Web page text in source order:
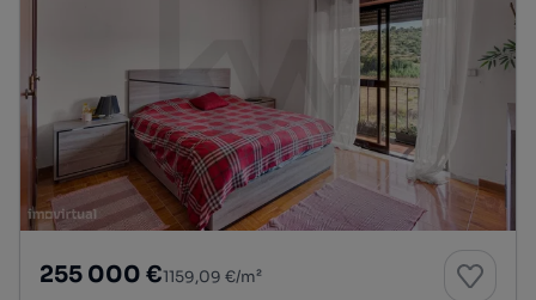
255 000 €1159,09 €/m²